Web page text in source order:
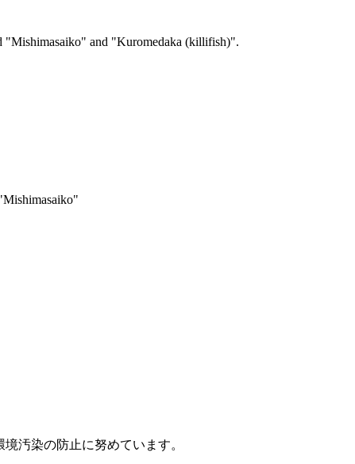
"Mishimasaiko" and "Kuromedaka (killifish)".
汚染の防止に努めています。